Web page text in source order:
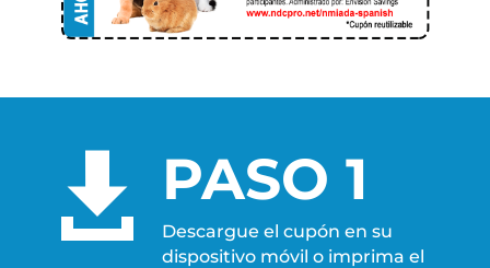
 PASO 1
Descargue el cupón en su
dispositivo móvil o imprima el